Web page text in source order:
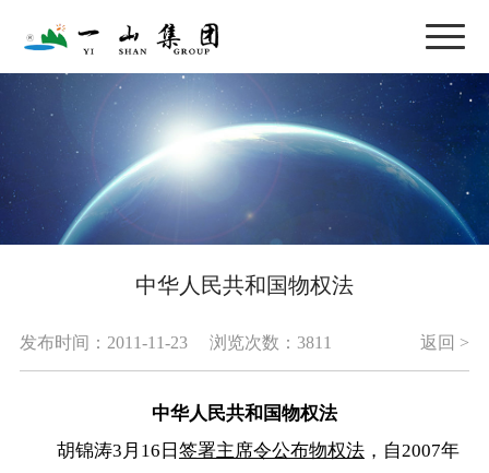
中华人民共和国物权法
发布时间：2011-11-23 浏览次数：3811 返回 >
中华人民共和国物权法
胡锦涛3月16日 签署主席令公布物权法，自2007年